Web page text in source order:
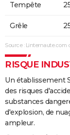
Tempête
Grêle
Source : Linternaute.com
RISQUE
Un établissement
des risques
substances
d'explosion, de
ampleur.